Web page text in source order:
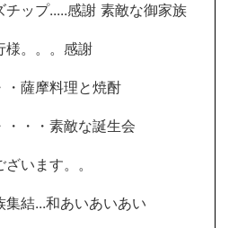
ップ.....感謝 素敵な御家族
様。。。感謝
・薩摩料理と焼酎
・・素敵な誕生会
います。。
結...和あいあいあい